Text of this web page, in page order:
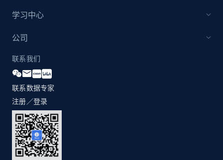
学习中心
公司
联系我们
联系数据专家
注册／登录